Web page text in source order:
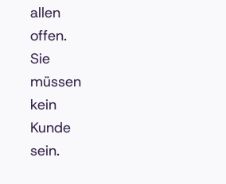
allen
offen.
Sie
müssen
kein
Kunde
sein.